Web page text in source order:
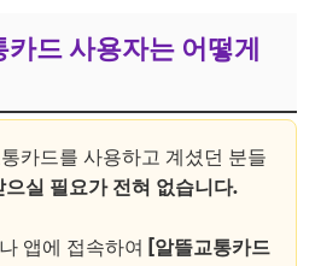
드 사용자는 어떻게
카드를 사용하고 계셨던 분들
실 필요가 전혀 없습니다.
앱에 접속하여 [알뜰교통카드